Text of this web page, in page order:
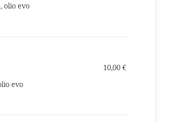
olio evo
evo
10,00 €